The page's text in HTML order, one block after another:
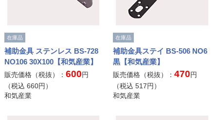
在庫品
補助金具 ステンレス BS-728
NO106 30X100【和気産業】
販売価格（税抜）： 600円
（税込 660円）
和気産業
在庫品
補助金具ステイ BS-506 NO6
黒【和気産業】
販売価格（税抜）：470円
（税込517円）
和気産業